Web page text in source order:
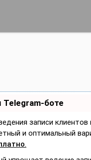
Telegram-боте
записи
и оптимальный
.